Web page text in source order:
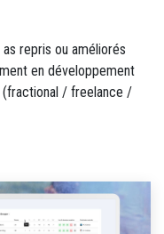
repris ou améliorés
en développement
/ freelance /